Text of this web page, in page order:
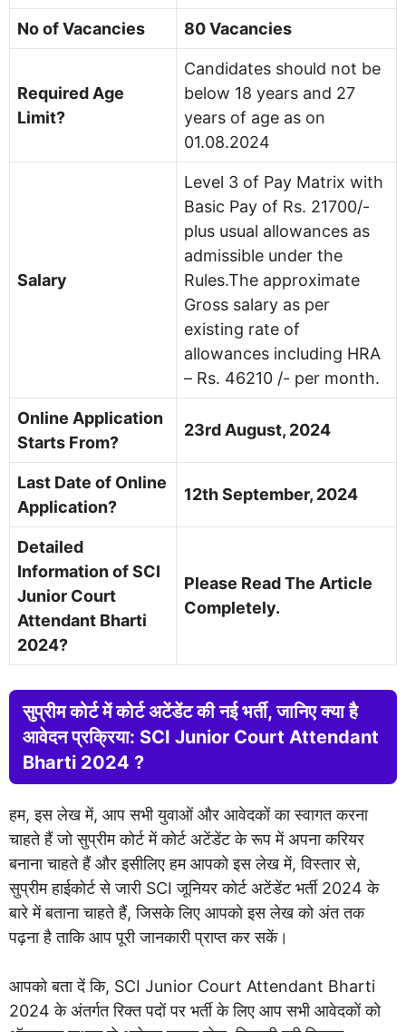
No of Vacancies 80 Vacancies
Required Age
Limit?
Candidates should not be
below 18 years and 27
years of age as on
01.08.2024
Salary
Level 3 of Pay Matrix with
Basic Pay of Rs. 21700/-
plus usual allowances as
admissible under the
Rules.The approximate
Gross salary as per
existing rate of
allowances including HRA
– Rs. 46210 /- per month.
Online Application
Starts From?
23rd August, 2024
Last Date of Online
Application?
12th September, 2024
Detailed
Information of SCI
Junior Court
Attendant Bharti
2024?
Please Read The Article
Completely.
सुप्रीम कोर्ट में कोर्ट अटेंडेंट की नई भर्ती, जानिए क्या है
आवेदन प्रक्रिया: SCI Junior Court Attendant
Bharti 2024 ?
हम, इस लेख में, आप सभी युवाओं और आवेदकों का स्वागत करना
चाहते हैं जो सुप्रीम कोर्ट में कोर्ट अटेंडेंट के रूप में अपना करियर
बनाना चाहते हैं और इसीलिए हम आपको इस लेख में, विस्तार से,
सुप्रीम हाईकोर्ट से जारी SCI जूनियर कोर्ट अटेंडेंट भर्ती 2024 के
बारे में बताना चाहते हैं, जिसके लिए आपको इस लेख को अंत तक
पढ़ना है ताकि आप पूरी जानकारी प्राप्त कर सकें।
आपको बता दें कि, SCI Junior Court Attendant Bharti
2024 के अंतर्गत रिक्त पदों पर भर्ती के लिए आप सभी आवेदकों को